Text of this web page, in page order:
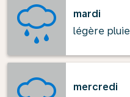
mardi
légère pluie
mercredi